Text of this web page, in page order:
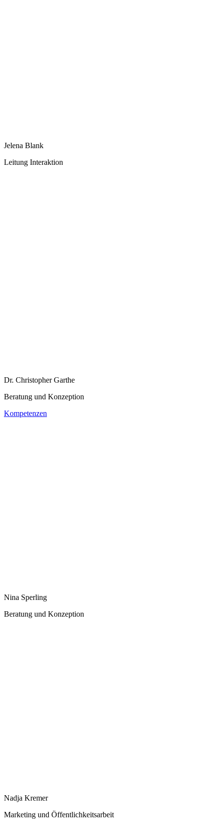
Jelena Blank
Leitung Interaktion
Dr. Christopher Garthe
Beratung und Konzeption
Kompetenzen
Nina Sperling
Beratung und Konzeption
Nadja Kremer
Marketing und Öffentlichkeitsarbeit